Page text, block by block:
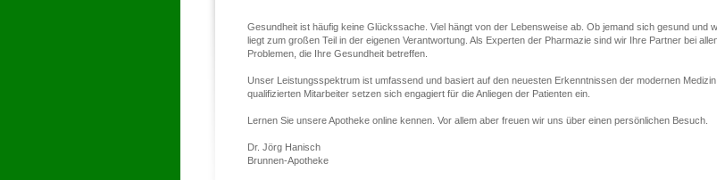
Gesundheit ist häufig keine Glückssache. Viel hängt von der Lebensweise ab. Ob jemand sich gesund und
liegt zum großen Teil in der eigenen Verantwortung. Als Experten der Pharmazie sind wir Ihre Partner bei
Problemen, die Ihre Gesundheit betreffen.
Unser Leistungsspektrum ist umfassend und basiert auf den neuesten Erkenntnissen der modernen
qualifizierten Mitarbeiter setzen sich engagiert für die Anliegen der Patienten ein.
Lernen Sie unsere Apotheke online kennen. Vor allem aber freuen wir uns über einen persönlichen Besuch.
Dr. Jörg Hanisch
Brunnen-Apotheke